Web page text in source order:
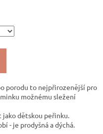
porodu to nejpřirozenější pro
možnému sležení
jako dětskou peřinku.
- je prodyšná a dýchá.